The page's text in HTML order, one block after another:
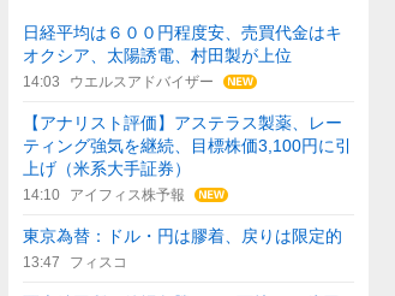
日経平均は６００円程度安、売買代金はキ
オクシア、太陽誘電、村田製が上位
14:03 ウエルスアドバイザー
【アナリスト評価】アステラス製薬、レー
ティング強気を継続、目標株価3,100円に引
上げ（米系大手証券）
14:10 アイフィス株予報
東京為替：ドル・円は膠着、戻りは限定的
13:47 フィスコ